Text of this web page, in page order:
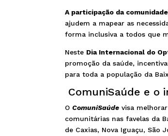
A participação da comunidade
ajudem a mapear as
forma inclusiva a todos que
Neste Dia Internacional do
promoção da saúde,
para toda a população da
ComuniSaúde e o
OComuniSaúde visa
comunitárias nas favelas da
de Caxias, Nova Iguaçu, São